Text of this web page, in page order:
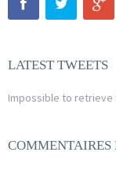
LATEST TWEETS
Impossible to retrieve
COMMENTAIRES